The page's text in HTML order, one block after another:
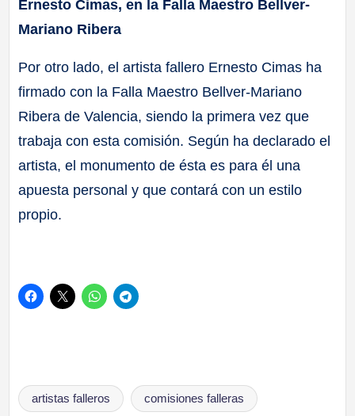
Ernesto Cimas, en la Falla Maestro Bellver-
Mariano Ribera
Por otro lado, el artista fallero Ernesto Cimas ha
firmado con la Falla Maestro Bellver-Mariano
Ribera de Valencia, siendo la primera vez que
trabaja con esta comisión. Según ha declarado el
artista, el monumento de ésta es para él una
apuesta personal y que contará con un estilo
propio.
Etiquetas:
artistas falleros comisiones falleras